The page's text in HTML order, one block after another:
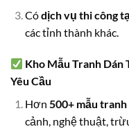
Códịch vụ thi công
các tỉnh thành khác.
Kho Mẫu Tranh
Yêu Cầu
Hơn 500+ mẫu
cảnh, nghệ thuật,